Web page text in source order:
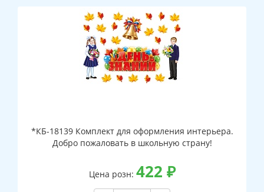
*КБ-18139 Комплект для оформления интерьера.
Добро пожаловать в школьную страну!
Цена розн: 422 ₽